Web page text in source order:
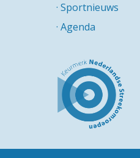
· Sportnieuws
· Agenda